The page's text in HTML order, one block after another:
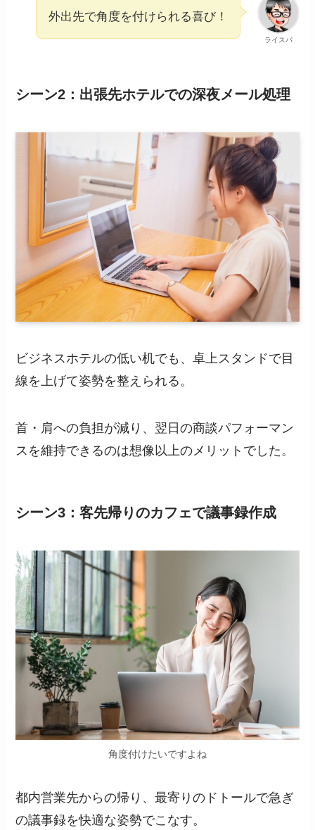
ライスパ
外出先で角度を付けられる喜び！
シーン2：出張先ホテルでの深夜メール処理
ビジネスホテルの低い机でも、卓上スタンドで目
線を上げて姿勢を整えられる。
首・肩への負担が減り、翌日の商談パフォーマン
スを維持できるのは想像以上のメリットでした。
シーン3：客先帰りのカフェで議事録作成
角度付けたいですよね
都内営業先からの帰り、最寄りのドトールで急ぎ
の議事録を快適な姿勢でこなす。